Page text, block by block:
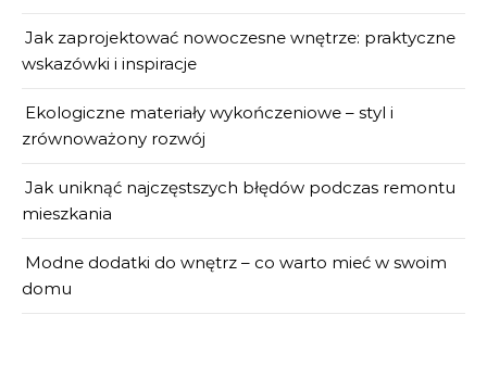
Jak zaprojektować nowoczesne wnętrze: praktyczne
wskazówki i inspiracje
Ekologiczne materiały wykończeniowe – styl i
zrównoważony rozwój
Jak uniknąć najczęstszych błędów podczas remontu
mieszkania
Modne dodatki do wnętrz – co warto mieć w swoim
domu